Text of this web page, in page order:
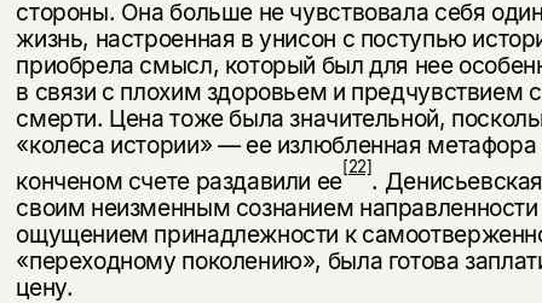
стороны. Она больше не чувствовала себя
жизнь, настроенная в унисон с поступью
приобрела смысл, который был для нее
в связи с плохим здоровьем и предчувствием
смерти. Цена тоже была значительной,
«колеса истории» — ее излюбленная
конченом счете раздавили ее[22].
своим неизменным созна­нием направленности
ощущением принадлежности к
«переходному поколению», была готова
цену.